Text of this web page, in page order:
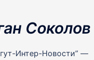
Соколов
Интер-Новости” —